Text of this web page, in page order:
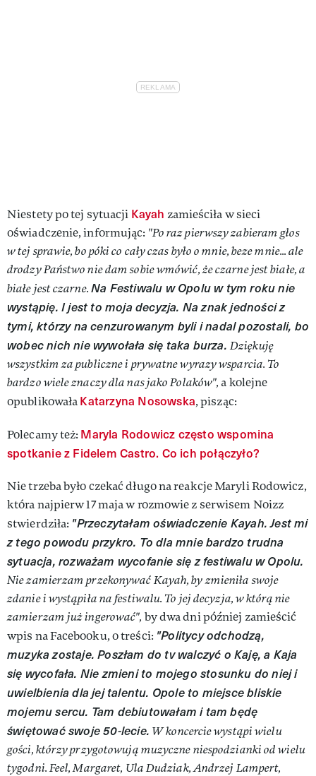
Niestety po tej sytuacji Kayah zamieściła w sieci
oświadczenie, informując: "Po raz pierwszy zabieram głos
w tej sprawie, bo póki co cały czas było o mnie, beze mnie... ale
drodzy Państwo nie dam sobie wmówić, że czarne jest białe, a
białe jest czarne.Na Festiwalu w Opolu w tym roku nie
wystąpię. I jest to moja decyzja. Na znak jedności z
tymi, którzy na cenzurowanym byli i nadal pozostali, bo
wobec nich nie wywołała się taka burza.Dziękuję
wszystkim za publiczne i prywatne wyrazy wsparcia. To
bardzo wiele znaczy dla nas jako Polaków", a kolejne
opublikowałaKatarzyna Nosowska, pisząc:
Polecamy też: Maryla Rodowicz często wspomina
spotkanie z Fidelem Castro. Co ich połączyło?
Nie trzeba było czekać długo na reakcje Maryli Rodowicz,
która najpierw 17 maja w rozmowie z serwisem Noizz
stwierdziła: "Przeczytałam oświadczenie Kayah. Jest mi
z tego powodu przykro. To dla mnie bardzo trudna
sytuacja, rozważam wycofanie się z festiwalu w Opolu.
Nie zamierzam przekonywać Kayah, by zmieniła swoje
zdanie i wystąpiła na festiwalu. To jej decyzja, w którą nie
zamierzam już ingerować", by dwa dni później zamieścić
wpis na Facebooku, o treści: "Politycy odchodzą,
muzyka zostaje. Poszłam do tv walczyć o Kaję, a Kaja
się wycofała. Nie zmieni to mojego stosunku do niej i
uwielbienia dla jej talentu. Opole to miejsce bliskie
mojemu sercu. Tam debiutowałam i tam będę
świętować swoje 50-lecie. W koncercie wystąpi wielu
gości, którzy przygotowują muzyczne niespodzianki od wielu
tygodni. Feel, Margaret, Ula Dudziak, Andrzej Lampert,